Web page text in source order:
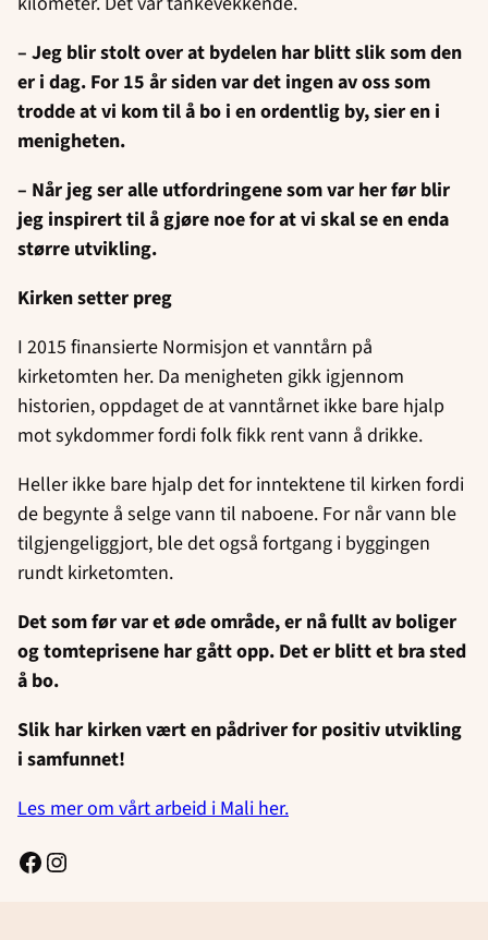
– Jeg blir stolt over at bydelen har blitt slik som den
er i dag. For 15 år siden var det ingen av oss som
trodde at vi kom til å bo i en ordentlig by, sier en i
menigheten.
– Når jeg ser alle utfordringene som var her før blir
jeg inspirert til å gjøre noe for at vi skal se en enda
større utvikling.
Kirken setter preg
I 2015 finansierte Normisjon et vanntårn på
kirketomten her. Da menigheten gikk igjennom
historien, oppdaget de at vanntårnet ikke bare hjalp
mot sykdommer fordi folk fikk rent vann å drikke.
Heller ikke bare hjalp det for inntektene til kirken fordi
de begynte å selge vann til naboene. For når vann ble
tilgjengeliggjort, ble det også fortgang i byggingen
rundt kirketomten.
Det som før var et øde område, er nå fullt av boliger
og tomteprisene har gått opp. Det er blitt et bra sted
å bo.
Slik har kirken vært en pådriver for positiv utvikling
i samfunnet!
Les mer om vårt arbeid i Mali her.
Facebook
Instagram